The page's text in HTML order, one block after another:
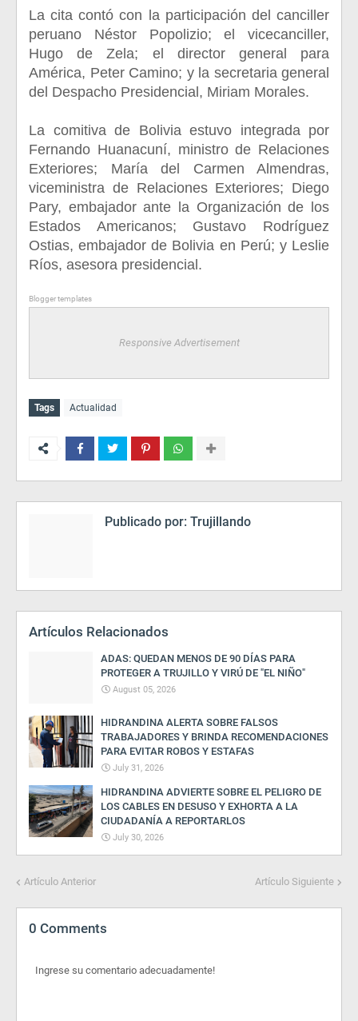
La cita contó con la participación del canciller
peruano Néstor Popolizio; el vicecanciller,
Hugo de Zela; el director general para
América, Peter Camino; y la secretaria general
del Despacho Presidencial, Miriam Morales.
La comitiva de Bolivia estuvo integrada por
Fernando Huanacuní, ministro de Relaciones
Exteriores; María del Carmen Almendras,
viceministra de Relaciones Exteriores; Diego
Pary, embajador ante la Organización de los
Estados Americanos; Gustavo Rodríguez
Ostias, embajador de Bolivia en Perú; y Leslie
Ríos, asesora presidencial.
Blogger templates
Responsive Advertisement
Tags Actualidad
Publicado por: Trujillando
Artículos Relacionados
ADAS: QUEDAN MENOS DE 90 DÍAS PARA
PROTEGER A TRUJILLO Y VIRÚ DE "EL NIÑO"
August 05, 2026
HIDRANDINA ALERTA SOBRE FALSOS
TRABAJADORES Y BRINDA RECOMENDACIONES
PARA EVITAR ROBOS Y ESTAFAS
July 31, 2026
HIDRANDINA ADVIERTE SOBRE EL PELIGRO DE
LOS CABLES EN DESUSO Y EXHORTA A LA
CIUDADANÍA A REPORTARLOS
July 30, 2026
Artículo Anterior Artículo Siguiente
0 Comments
Ingrese su comentario adecuadamente!